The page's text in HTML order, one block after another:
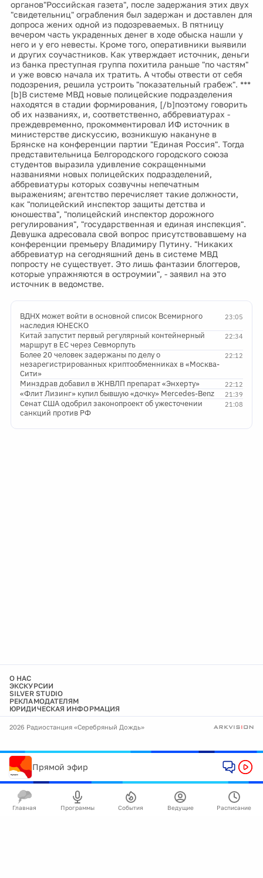
органов"Российская газета", после задержания этих двух
"свидетельниц" ограбления был задержан и доставлен для
допроса жених одной из подозреваемых. В пятницу
вечером часть украденных денег в ходе обыска нашли у
него и у его невесты. Кроме того, оперативники выявили
и других соучастников. Как утверждает источник, деньги
из банка преступная группа похитила раньше "по частям"
и уже вовсю начала их тратить. А чтобы отвести от себя
подозрения, решила устроить "показательный грабеж". ***
[b]В системе МВД новые полицейские подразделения
находятся в стадии формирования, [/b]поэтому говорить
об их названиях, и, соответственно, аббревиатурах -
преждевременно, прокомментировал ИФ источник в
министерстве дискуссию, возникшую накануне в
Брянске на конференции партии "Единая Россия". Тогда
представительница Белгородского городского союза
студентов выразила удивление сокращенными
названиями новых полицейских подразделений,
аббревиатуры которых созвучны непечатным
выражениям; агентство перечисляет такие должности,
как "полицейский инспектор защиты детства и
юношества", "полицейский инспектор дорожного
регулирования", "государственная и единая инспекция".
Девушка адресовала свой вопрос присутствовавшему на
конференции премьеру Владимиру Путину. "Никаких
аббревиатур на сегодняшний день в системе МВД
попросту не существует. Это лишь фантазии блоггеров,
которые упражняются в остроумии", - заявил на это
источник в ведомстве.
23:05
ВДНХ может войти в основной список Всемирного
наследия ЮНЕСКО
22:34
Китай запустит первый регулярный контейнерный
маршрут в ЕС через Севморпуть
22:12
Более 20 человек задержаны по делу о
незарегистрированных криптообменниках в «Москва-
Сити»
22:12
Минздрав добавил в ЖНВЛП препарат «Энхерту»
21:39
«Флит Лизинг» купил бывшую «дочку» Mercedes-Benz
21:08
Сенат США одобрил законопроект об ужесточении
санкций против РФ
О НАС
ЭКСКУРСИИ
SILVER STUDIO
РЕКЛАМОДАТЕЛЯМ
ЮРИДИЧЕСКАЯ ИНФОРМАЦИЯ
2026 Радиостанция «Серебряный Дождь»
Прямой эфир
Главная Программы События Ведущие Расписание